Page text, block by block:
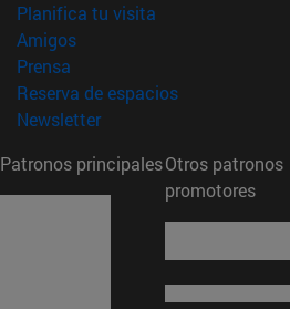
Planifica tu visita
Amigos(abre en nueva ventana)
Prensa
Reserva de espacios(abre en
Newsletter(abre en nueva ventana)
Patronos principalesOtros patronos
promotores